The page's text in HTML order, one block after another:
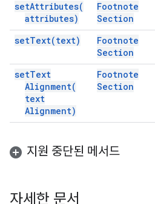
setAttributes(
attributes)
Footnote
Section
setText(text)
Footnote
Section
setText
Alignment(
text
Alignment)
Footnote
Section
지원 중단된 메서드
자세한 문서